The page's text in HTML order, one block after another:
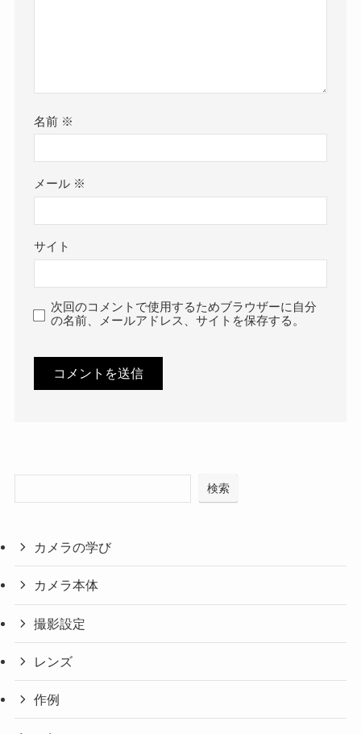
名前 ※
メール ※
サイト
次回のコメントで使用するためブラウザーに自分
の名前、メールアドレス、サイトを保存する。
検索
カメラの学び
カメラ本体
撮影設定
レンズ
作例